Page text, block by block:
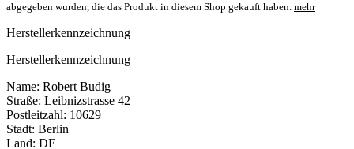
abgegeben wurden, die das Produkt in diesem Shop gekauft haben. mehr
Herstellerkennzeichnung
Herstellerkennzeichnung
Name: Robert Budig
Straße: Leibnizstrasse 42
Postleitzahl: 10629
Stadt: Berlin
Land: DE